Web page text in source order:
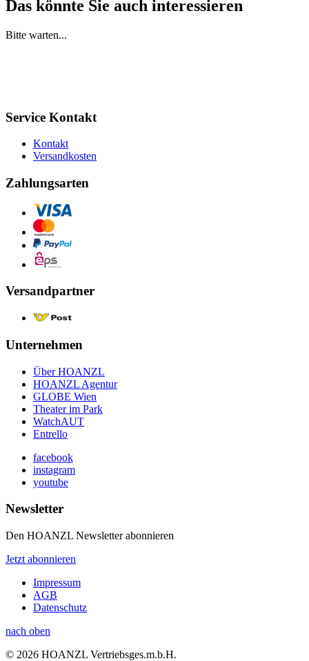
Das könnte Sie auch interessieren
Bitte warten...
Service Kontakt
Kontakt
Versandkosten
Zahlungsarten
Versandpartner
Unternehmen
Über HOANZL
HOANZL Agentur
GLOBE Wien
Theater im Park
WatchAUT
Entrello
facebook
instagram
youtube
Newsletter
Den HOANZL Newsletter abonnieren
Jetzt abonnieren
Impressum
AGB
Datenschutz
nach oben
© 2026 HOANZL Vertriebsges.m.b.H.